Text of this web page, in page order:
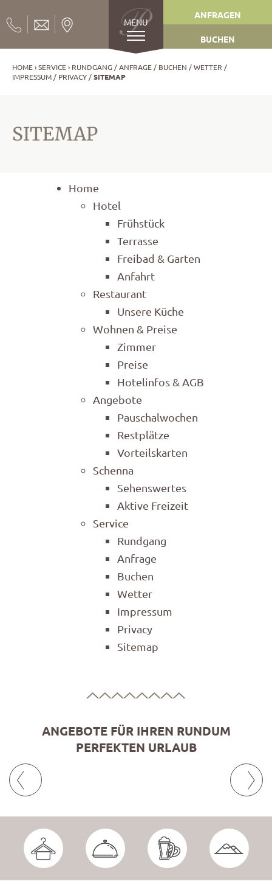
MENU
ANFRAGEN
BUCHEN
HOME SERVICE RUNDGANG ANFRAGE BUCHEN
WETTER
IMPRESSUM
PRIVACY SITEMAP
SITEMAP
Home
Hotel
Frühstück
Terrasse
Freibad & Garten
Anfahrt
Restaurant
Unsere Küche
Wohnen & Preise
Zimmer
Preise
Hotelinfos & AGB
Angebote
Pauschalwochen
Restplätze
Vorteilskarten
Schenna
Sehenswertes
Aktive Freizeit
Service
Rundgang
Anfrage
Buchen
Wetter
Impressum
Privacy
Sitemap
ANGEBOTE FÜR IHREN RUNDUM
PERFEKTEN URLAUB